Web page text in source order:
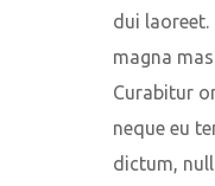
dui laoreet.
magna
Curabitur
neque eu
dictum,